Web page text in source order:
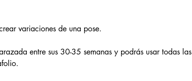
variaciones de una pose.
entre sus 30-35 semanas y podrás usar todas las